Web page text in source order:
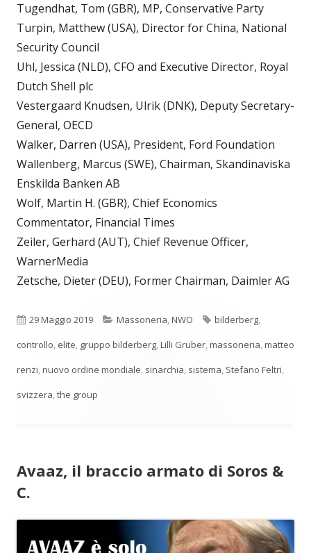
Tugendhat, Tom (GBR), MP, Conservative Party
Turpin, Matthew (USA), Director for China, National
Security Council
Uhl, Jessica (NLD), CFO and Executive Director, Royal
Dutch Shell plc
Vestergaard Knudsen, Ulrik (DNK), Deputy Secretary-
General, OECD
Walker, Darren (USA), President, Ford Foundation
Wallenberg, Marcus (SWE), Chairman, Skandinaviska
Enskilda Banken AB
Wolf, Martin H. (GBR), Chief Economics
Commentator, Financial Times
Zeiler, Gerhard (AUT), Chief Revenue Officer,
WarnerMedia
Zetsche, Dieter (DEU), Former Chairman, Daimler AG
Pubblicato
29 Maggio 2019 Categorie
Massoneria,NWO Tag
bilderberg,
controllo, elite, gruppo bilderberg,Lilli Gruber,massoneria,matteo
renzi,nuovo ordine mondiale, sinarchia, sistema, Stefano Feltri,
svizzera,the group
Avaaz, il braccio armato di Soros &
C.